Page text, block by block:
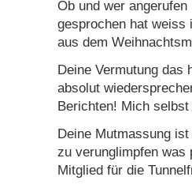
Ob und wer
gesprochen hat weiss
aus dem
Deine Vermutung das
absolut
Berichten! Mich
Deine Mutmassung
zu verunglimpfen
Mitglied für die